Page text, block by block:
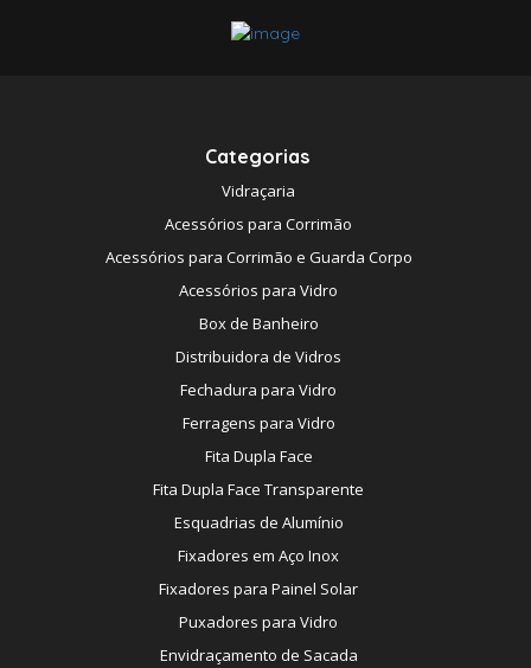
Categorias
Vidraçaria
Acessórios para Corrimão
Acessórios para Corrimão e Guarda Corpo
Acessórios para Vidro
Box de Banheiro
Distribuidora de Vidros
Fechadura para Vidro
Ferragens para Vidro
Fita Dupla Face
Fita Dupla Face Transparente
Esquadrias de Alumínio
Fixadores em Aço Inox
Fixadores para Painel Solar
Puxadores para Vidro
Envidraçamento de Sacada